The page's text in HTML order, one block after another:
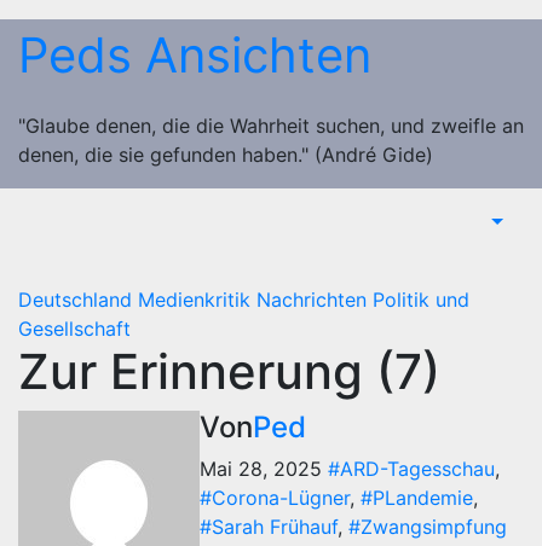
Zum
Inhalt
springen
Peds Ansichten
"Glaube denen, die die Wahrheit suchen, und zweifle an
denen, die sie gefunden haben." (André Gide)
Deutschland Medienkritik Nachrichten Politik und
Gesellschaft
Zur Erinnerung (7)
VonPed
Mai 28, 2025 #ARD-Tagesschau,
#Corona-Lügner, #PLandemie,
#Sarah Frühauf, #Zwangsimpfung